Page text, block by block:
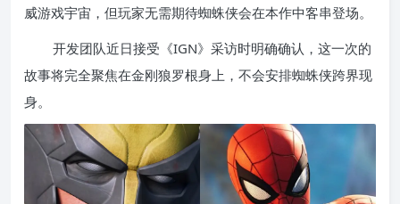
威游戏宇宙，但玩家无需期待蜘蛛侠会在本作中客串登场。
开发团队近日接受《IGN》采访时明确确认，这一次的
故事将完全聚焦在金刚狼罗根身上，不会安排蜘蛛侠跨界现
身。